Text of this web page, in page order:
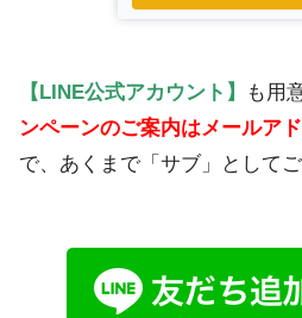
【LINE公式アカウント】 も用
ンペーンのご案内はメールア
で、あくまで「サブ」としてご